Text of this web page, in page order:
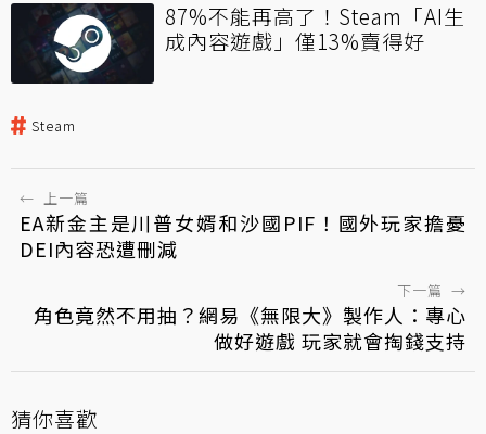
87%不能再高了！Steam「AI生
成內容遊戲」僅13%賣得好
Steam
← 上一篇
EA新金主是川普女婿和沙國PIF！國外玩家擔憂
DEI內容恐遭刪減
下一篇 →
角色竟然不用抽？網易《無限大》製作人：專心
做好遊戲 玩家就會掏錢支持
猜你喜歡